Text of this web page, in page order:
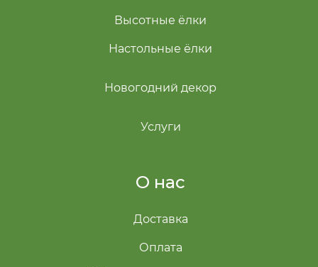
О нас
Доставка
Оплата
Высотные ёлки
Настольные ёлки
Услуги
Новогодний декор